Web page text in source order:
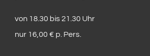
von 18.30 bis 21.30 Uhr
nur 16,00 € p. Pers.